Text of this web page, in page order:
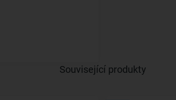
Související produkty